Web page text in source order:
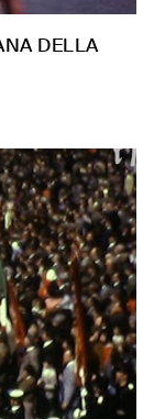
DELLA